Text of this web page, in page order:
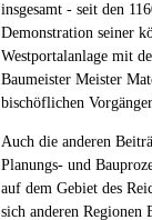
insgesamt - seit den
Demonstration seiner
Westportalanlage mit
Baumeister Meister
bischöflichen
Auch die anderen
Planungs- und
auf dem Gebiet des
sich anderen Regionen